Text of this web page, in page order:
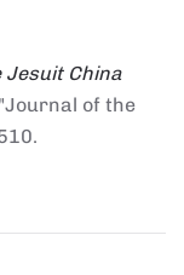
Jesuit China
of the